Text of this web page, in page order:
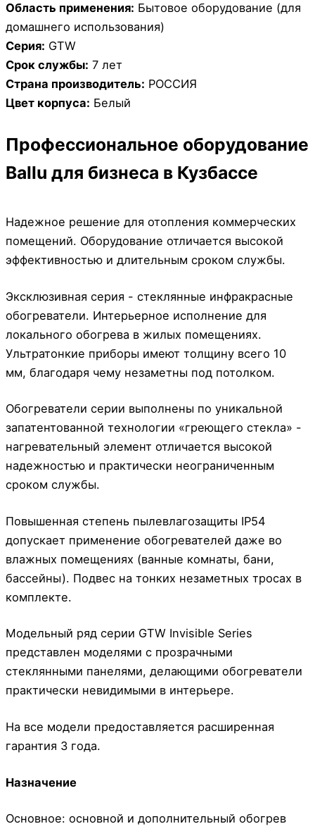
Область применения: Бытовое оборудование (для
домашнего использования)
Серия: GTW
Срок службы: 7 лет
Страна производитель: РОССИЯ
Цвет корпуса: Белый
Профессиональное оборудование
Ballu для бизнеса в Кузбассе
Надежное решение для отопления коммерческих
помещений. Оборудование отличается высокой
эффективностью и длительным сроком службы.
Эксклюзивная серия - стеклянные инфракрасные
обогреватели. Интерьерное исполнение для
локального обогрева в жилых помещениях.
Ультратонкие приборы имеют толщину всего 10
мм, благодаря чему незаметны под потолком.
Обогреватели серии выполнены по уникальной
запатентованной технологии «греющего стекла» -
нагревательный элемент отличается высокой
надежностью и практически неограниченным
сроком службы.
Повышенная степень пылевлагозащиты IP54
допускает применение обогревателей даже во
влажных помещениях (ванные комнаты, бани,
бассейны). Подвес на тонких незаметных тросах в
комплекте.
Модельный ряд серии GTW Invisible Series
представлен моделями с прозрачными
стеклянными панелями, делающими обогреватели
практически невидимыми в интерьере.
На все модели предоставляется расширенная
гарантия 3 года.
Назначение
Основное: основной и дополнительный обогрев